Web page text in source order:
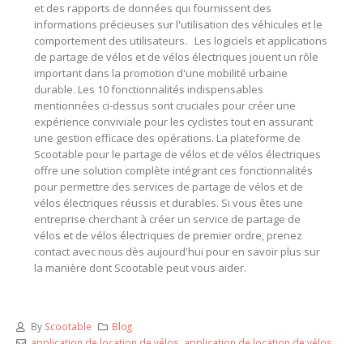
et des rapports de données qui fournissent des
informations précieuses sur l'utilisation des véhicules et le
comportement des utilisateurs. Les logiciels et applications
de partage de vélos et de vélos électriques jouent un rôle
important dans la promotion d'une mobilité urbaine
durable. Les 10 fonctionnalités indispensables
mentionnées ci-dessus sont cruciales pour créer une
expérience conviviale pour les cyclistes tout en assurant
une gestion efficace des opérations. La plateforme de
Scootable pour le partage de vélos et de vélos électriques
offre une solution complète intégrant ces fonctionnalités
pour permettre des services de partage de vélos et de
vélos électriques réussis et durables. Si vous êtes une
entreprise cherchant à créer un service de partage de
vélos et de vélos électriques de premier ordre, prenez
contact avec nous dès aujourd'hui pour en savoir plus sur
la manière dont Scootable peut vous aider.
By Scootable
Blog